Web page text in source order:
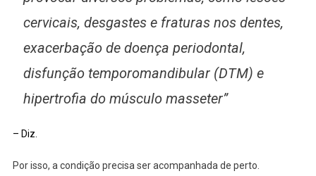
cervicais, desgastes e fraturas nos dentes,
exacerbação de doença periodontal,
disfunção temporomandibular (DTM) e
hipertrofia do músculo masseter”
– Diz.
Por isso, a condição precisa ser acompanhada de perto.